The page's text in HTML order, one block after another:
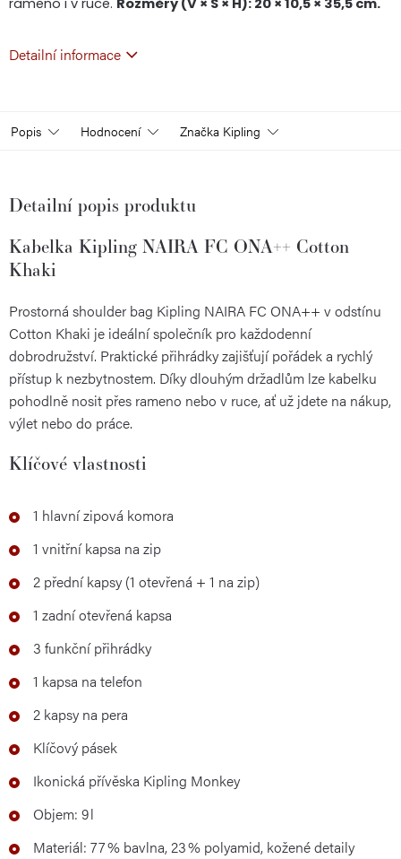
Detailní informace
Popis Hodnocení Značka Kipling
Detailní popis produktu
Kabelka Kipling NAIRA FC ONA++ Cotton
Khaki
Prostorná shoulder bag Kipling NAIRA FC ONA++ v odstínu
Cotton Khaki je ideální společník pro každodenní
dobrodružství. Praktické přihrádky zajišťují pořádek a rychlý
přístup k nezbytnostem. Díky dlouhým držadlům lze kabelku
pohodlně nosit přes rameno nebo v ruce, ať už jdete na nákup,
výlet nebo do práce.
Klíčové vlastnosti
1 hlavní zipová komora
1 vnitřní kapsa na zip
2 přední kapsy (1 otevřená + 1 na zip)
1 zadní otevřená kapsa
3 funkční přihrádky
1 kapsa na telefon
2 kapsy na pera
Klíčový pásek
Ikonická přívěska Kipling Monkey
Objem: 9 l
Materiál: 77 % bavlna, 23 % polyamid, kožené detaily